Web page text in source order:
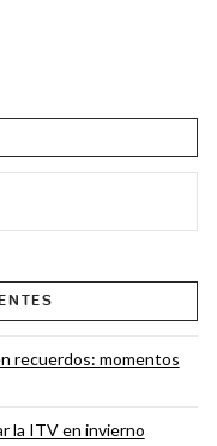
recuerdos: momentos
la ITV en invierno